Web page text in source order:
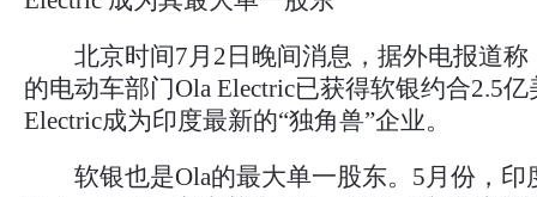
北京时间7月2日晚间消息，据外电报道称
的电动车部门Ola Electric已获得软银约合2.5
Electric成为印度最新的“独角兽”企业。
软银也是Ola的最大单一股东。5月份，印